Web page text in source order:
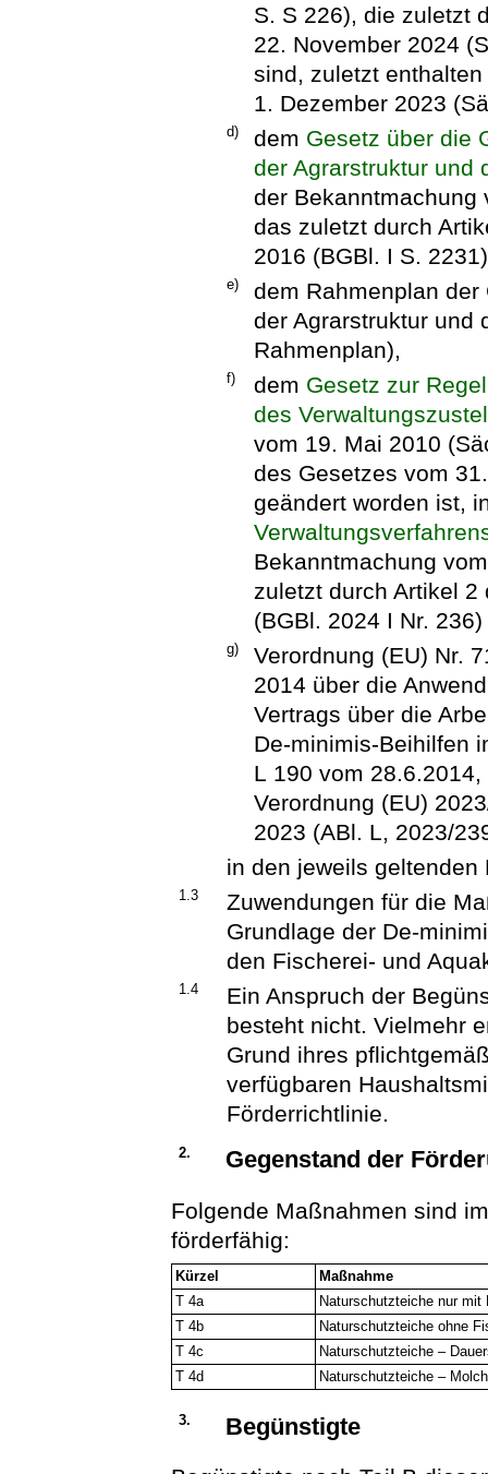
S. S 226), die zuletzt
22. November 2024
sind, zuletzt
1. Dezember 2023
d) dem Gesetz über die
der Agrarstruktur und
der Bekanntmachung
das zuletzt durch
2016 (BGBl. I S.
e)
dem Rahmenplan der
der Agrarstruktur und
Rahmenplan),
f) dem Gesetz zur
des
vom 19. Mai 2010
des Gesetzes vom
geändert worden ist,
Bekanntmachung
zuletzt durch Artikel
(BGBl. 2024 I Nr.
g)
Verordnung (EU) Nr.
2014 über die
Vertrags über die
De-minimis-Beihilfen
L 190 vom
Verordnung (EU)
2023 (ABl. L, 2023/
in den jeweils geltenden
1.3
Zuwendungen für die
Grundlage der De-
den Fischerei- und
1.4
Ein Anspruch der
besteht nicht. Vielmehr
Grund ihres
verfügbaren
Förderrichtlinie.
2. Gegenstand der
Folgende Maßnahmen sind
förderfähig:
Kürzel
Maßnahme
T 4a
Naturschutzteiche nur mit
T 4b
Naturschutzteiche ohne
T 4c
Naturschutzteiche –
T 4d
Naturschutzteiche –
3. Begünstigte